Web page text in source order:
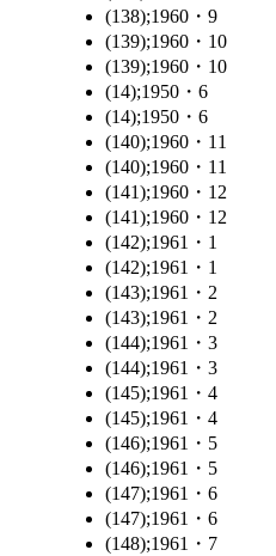
(138);1960・9
(139);1960・10
(139);1960・10
(14);1950・6
(14);1950・6
(140);1960・11
(140);1960・11
(141);1960・12
(141);1960・12
(142);1961・1
(142);1961・1
(143);1961・2
(143);1961・2
(144);1961・3
(144);1961・3
(145);1961・4
(145);1961・4
(146);1961・5
(146);1961・5
(147);1961・6
(147);1961・6
(148);1961・7